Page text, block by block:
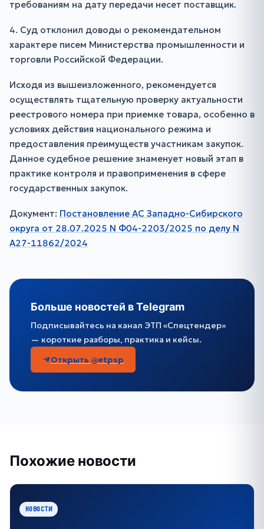
требованиям на дату передачи несет поставщик.
4. Суд отклонил доводы о рекомендательном
характере писем Министерства промышленности и
торговли Российской Федерации.
Исходя из вышеизложенного, рекомендуется
осуществлять тщательную проверку актуальности
реестрового номера при приемке товара, особенно в
условиях действия национального режима и
предоставления преимуществ участникам закупок.
Данное судебное решение знаменует новый этап в
практике контроля и правоприменения в сфере
государственных закупок.
Документ: Постановление АС Западно-Сибирского
округа от 28.07.2025 N Ф04-2203/2025 по делу N
А27-11862/2024
Больше новостей в Telegram
Подписывайтесь на канал ЭТП «Спецтендер»
— короткие разборы, практика и кейсы.
Открыть @etpsp
Похожие новости
НОВОСТИ